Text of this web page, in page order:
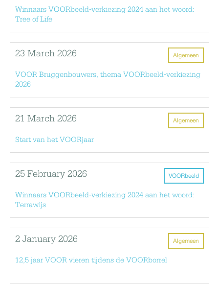
Winnaars VOORbeeld-verkiezing 2024 aan het woord:
Tree of Life
Algemeen
23 March 2026
VOOR Bruggenbouwers, thema VOORbeeld-verkiezing
2026
Algemeen
21 March 2026
Start van het VOORjaar
VOORbeeld
25 February 2026
Winnaars VOORbeeld-verkiezing 2024 aan het woord:
Terrawijs
Algemeen
2 January 2026
12,5 jaar VOOR vieren tijdens de VOORborrel